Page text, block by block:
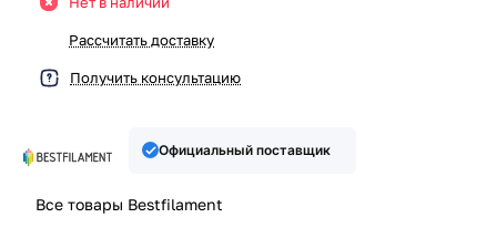
Рассчитать доставку
Получить консультацию
Официальный поставщик
Все товары Bestfilament